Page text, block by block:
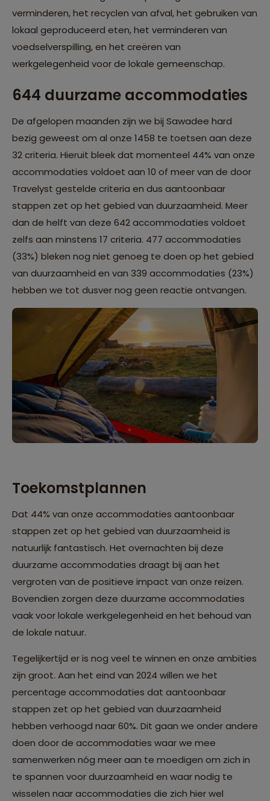
verminderen, het recyclen van afval, het gebruiken van
lokaal geproduceerd eten, het verminderen van
voedselverspilling, en het creëren van
werkgelegenheid voor de lokale gemeenschap.
644 duurzame accommodaties
De afgelopen maanden zijn we bij Sawadee hard
bezig geweest om al onze 1458 te toetsen aan deze
32 criteria. Hieruit bleek dat momenteel 44% van onze
accommodaties voldoet aan 10 of meer van de door
Travelyst gestelde criteria en dus aantoonbaar
stappen zet op het gebied van duurzaamheid. Meer
dan de helft van deze 642 accommodaties voldoet
zelfs aan minstens 17 criteria. 477 accommodaties
(33%) bleken nog niet genoeg te doen op het gebied
van duurzaamheid en van 339 accommodaties (23%)
hebben we tot dusver nog geen reactie ontvangen.
Toekomstplannen
Dat 44% van onze accommodaties aantoonbaar
stappen zet op het gebied van duurzaamheid is
natuurlijk fantastisch. Het overnachten bij deze
duurzame accommodaties draagt bij aan het
vergroten van de positieve impact van onze reizen.
Bovendien zorgen deze duurzame accommodaties
vaak voor lokale werkgelegenheid en het behoud van
de lokale natuur.
Tegelijkertijd er is nog veel te winnen en onze ambities
zijn groot. Aan het eind van 2024 willen we het
percentage accommodaties dat aantoonbaar
stappen zet op het gebied van duurzaamheid
hebben verhoogd naar 60%. Dit gaan we onder andere
doen door de accommodaties waar we mee
samenwerken nóg meer aan te moedigen om zich in
te spannen voor duurzaamheid en waar nodig te
wisselen naar accommodaties die zich hier wel